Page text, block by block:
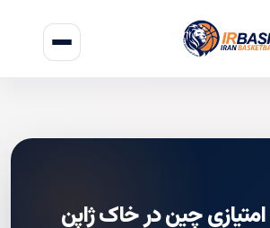
چین در خاک ژاپن